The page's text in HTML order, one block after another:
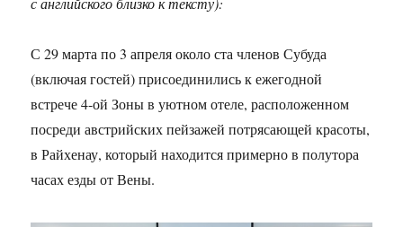
С 29 марта по 3 апреля около ста членов Субуда
(включая гостей) присоединились к ежегодной
встрече 4-ой Зоны в уютном отеле, расположенном
посреди австрийских пейзажей потрясающей красоты,
в Райхенау, который находится примерно в полутора
часах езды от Вены.